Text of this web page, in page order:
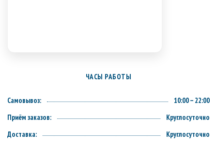
ЧАСЫ РАБОТЫ
Самовывоз:
10:00 – 22:00
Приём заказов:
Круглосуточно
Доставка:
Круглосуточно